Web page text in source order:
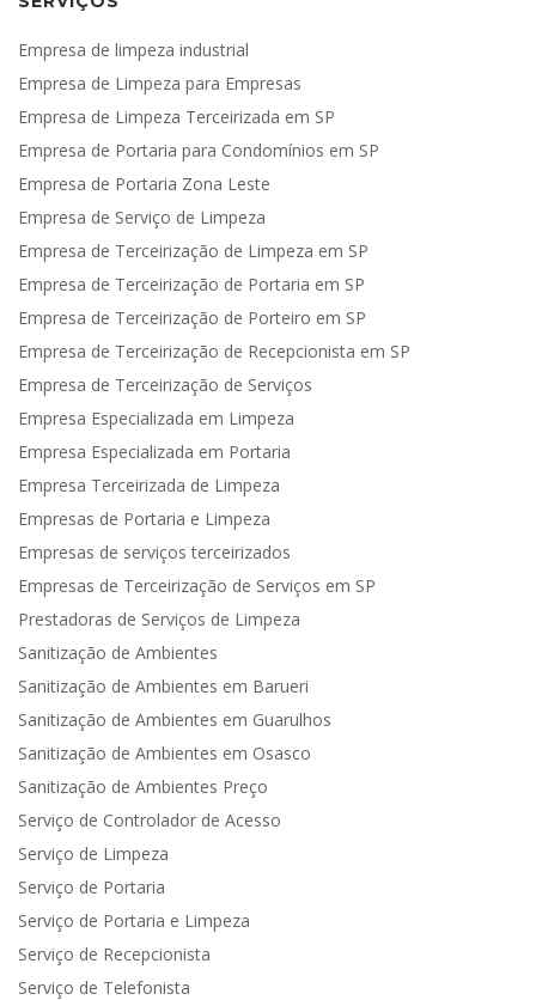
Empresa de limpeza industrial
Empresa de Limpeza para Empresas
Empresa de Limpeza Terceirizada em SP
Empresa de Portaria para Condomínios em SP
Empresa de Portaria Zona Leste
Empresa de Serviço de Limpeza
Empresa de Terceirização de Limpeza em SP
Empresa de Terceirização de Portaria em SP
Empresa de Terceirização de Porteiro em SP
Empresa de Terceirização de Recepcionista em SP
Empresa de Terceirização de Serviços
Empresa Especializada em Limpeza
Empresa Especializada em Portaria
Empresa Terceirizada de Limpeza
Empresas de Portaria e Limpeza
Empresas de serviços terceirizados
Empresas de Terceirização de Serviços em SP
Prestadoras de Serviços de Limpeza
Sanitização de Ambientes
Sanitização de Ambientes em Barueri
Sanitização de Ambientes em Guarulhos
Sanitização de Ambientes em Osasco
Sanitização de Ambientes Preço
Serviço de Controlador de Acesso
Serviço de Limpeza
Serviço de Portaria
Serviço de Portaria e Limpeza
Serviço de Recepcionista
Serviço de Telefonista